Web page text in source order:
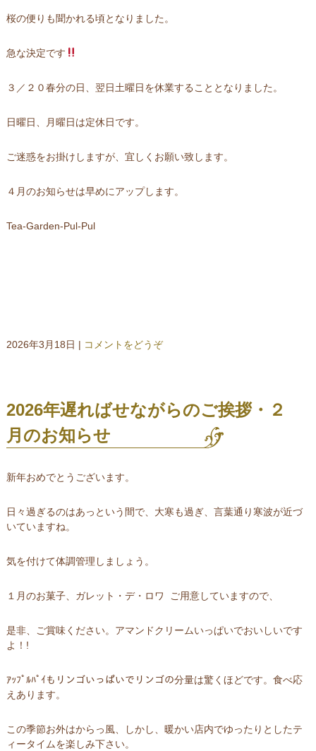
桜の便りも聞かれる頃となりました。
急な決定です
３／２０春分の日、翌日土曜日を休業することとなりました。
日曜日、月曜日は定休日です。
ご迷惑をお掛けしますが、宜しくお願い致します。
４月のお知らせは早めにアップします。
Tea-Garden-Pul-Pul
2026年3月18日 | コメントをどうぞ
2026年遅ればせながらのご挨拶・２
月のお知らせ
新年おめでとうございます。
日々過ぎるのはあっという間で、大寒も過ぎ、言葉通り寒波が近づ
いていますね。
気を付けて体調管理しましょう。
１月のお菓子、ガレット・デ・ロワ ご用意していますので、
是非、ご賞味ください。アマンドクリームいっぱいでおいしいです
よ！!
ｱｯﾌﾟﾙﾊﾟｲもリンゴいっぱいでリンゴの分量は驚くほどです。食べ応
えあります。
この季節お外はからっ風、しかし、暖かい店内でゆったりとしたテ
ィータイムを楽しみ下さい。